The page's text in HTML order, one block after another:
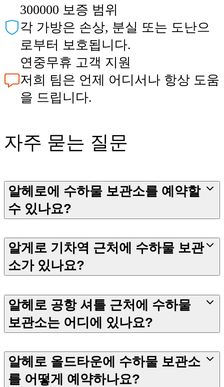
300000 보증 범위
각 가방은 손상, 분실 또는 도난으
로부터 보호됩니다.
연중무휴 고객 지원
저희 팀은 언제 어디서나 항상 도움
을 드립니다.
자주 묻는 질문
알헤로에 수하물 보관소를 예약할
수 있나요?
알게로 기차역 근처에 수하물 보관
소가 있나요?
알헤로 공항 셔틀 근처에 수하물
보관소는 어디에 있나요?
알헤로 올드타운에 수하물 보관소
를 어떻게 예약하나요?